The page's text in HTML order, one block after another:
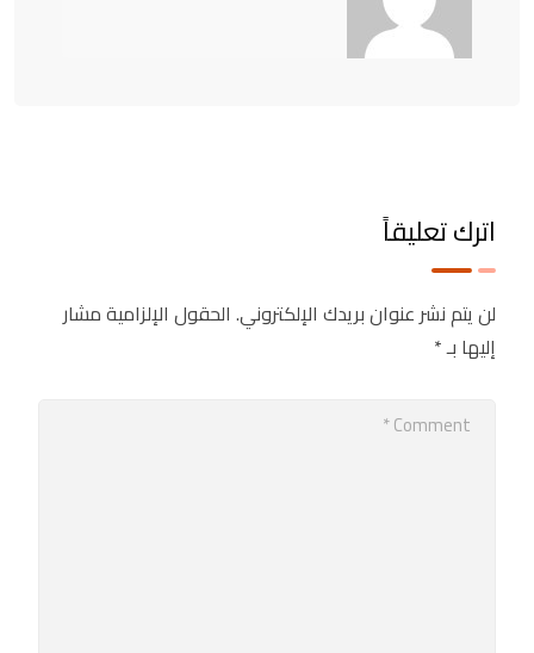
اترك تعليقاً
لن يتم نشر عنوان بريدك الإلكتروني. الحقول الإلزامية مشار
إليها بـ*